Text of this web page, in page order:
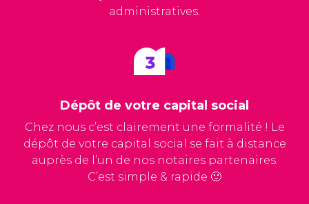
administratives.
Dépôt de votre capital social
Chez nous c’est clairement une formalité ! Le
dépôt de votre capital social se fait à distance
auprès de l’un de nos notaires partenaires.
C’est simple & rapide 🙂